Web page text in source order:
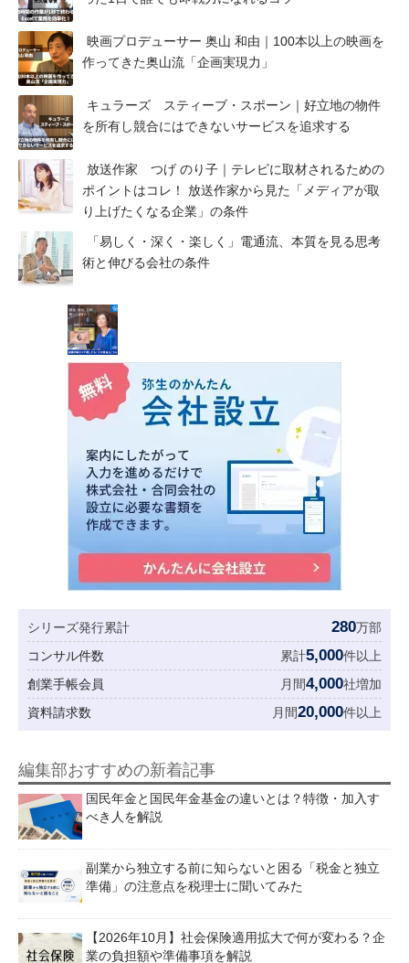
映画プロデューサー 奥山 和由｜100本以上の映画を
作ってきた奥山流「企画実現力」
キュラーズ スティーブ・スポーン｜好立地の物件
を所有し競合にはできないサービスを追求する
放送作家 つげ のり子｜テレビに取材されるための
ポイントはコレ！ 放送作家から見た「メディアが取
り上げたくなる企業」の条件
「易しく・深く・楽しく」電通流、本質を見る思考
術と伸びる会社の条件
シリーズ発行累計 280万部
コンサル件数
累計5,000件以上
創業手帳会員
月間4,000社増加
資料請求数
月間20,000件以上
編集部おすすめの新着記事
国民年金と国民年金基金の違いとは？特徴・加入す
べき人を解説
副業から独立する前に知らないと困る「税金と独立
準備」の注意点を税理士に聞いてみた
【2026年10月】社会保険適用拡大で何が変わる？企
業の負担額や準備事項を解説